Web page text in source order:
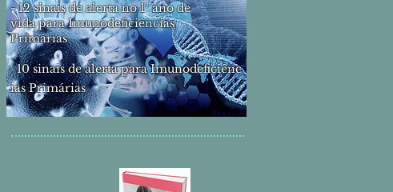
-12 sinais de alerta no 1° ano de
vida para Imunodeficiências
Primárias
-10 sinais de alerta para Imunodeficiênc
ias Primárias